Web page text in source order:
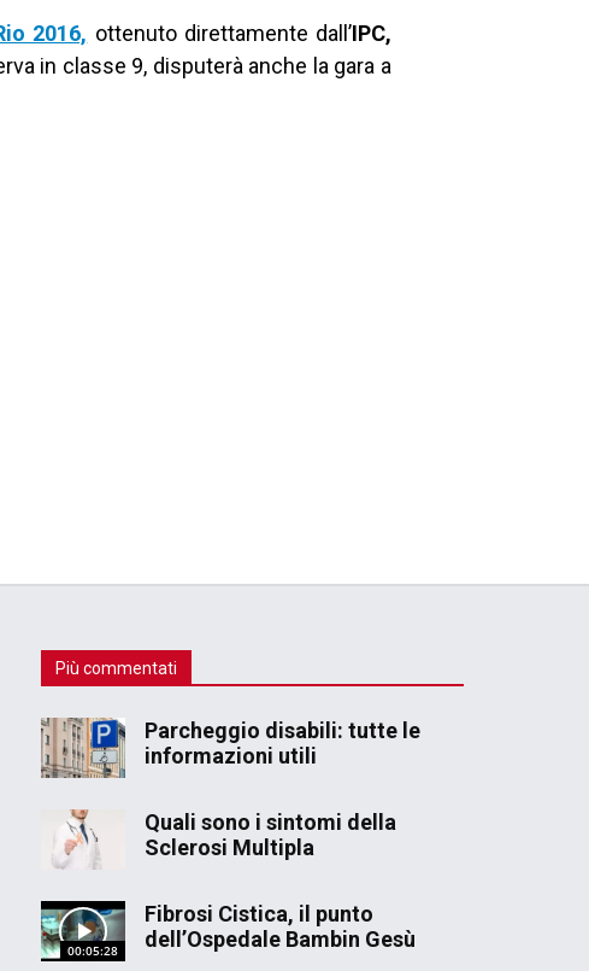
2016, ottenuto direttamente dall’IPC,
in classe 9, disputerà anche la gara a
Più commentati
Parcheggio disabili: tutte le
informazioni utili
Quali sono i sintomi della
Sclerosi Multipla
00:05:28
Fibrosi Cistica, il punto
dell’Ospedale Bambin Gesù